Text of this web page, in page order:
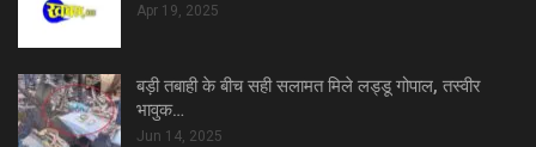
Apr 19, 2025
बड़ी तबाही के बीच सही सलामत मिले लड्डू गोपाल, तस्वीर
भावुक…
Jun 14, 2025